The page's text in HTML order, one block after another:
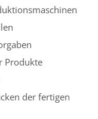
Produkte
der fertigen